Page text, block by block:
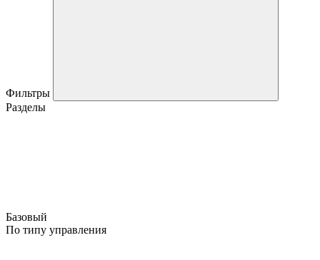
Фильтры
Разделы
Базовый
По типу управления